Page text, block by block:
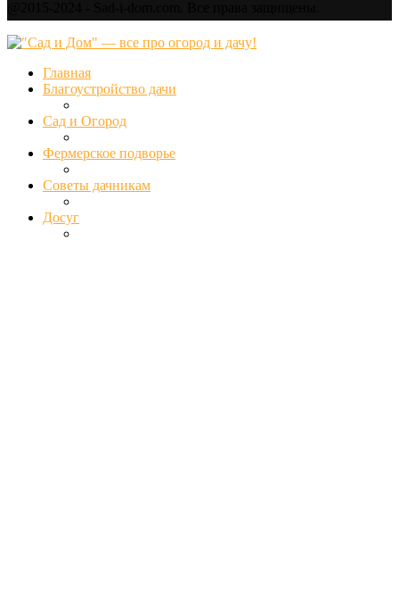
Главная
Благоустройство дачи
Сад и Огород
Фермерское подворье
Советы дачникам
Досуг